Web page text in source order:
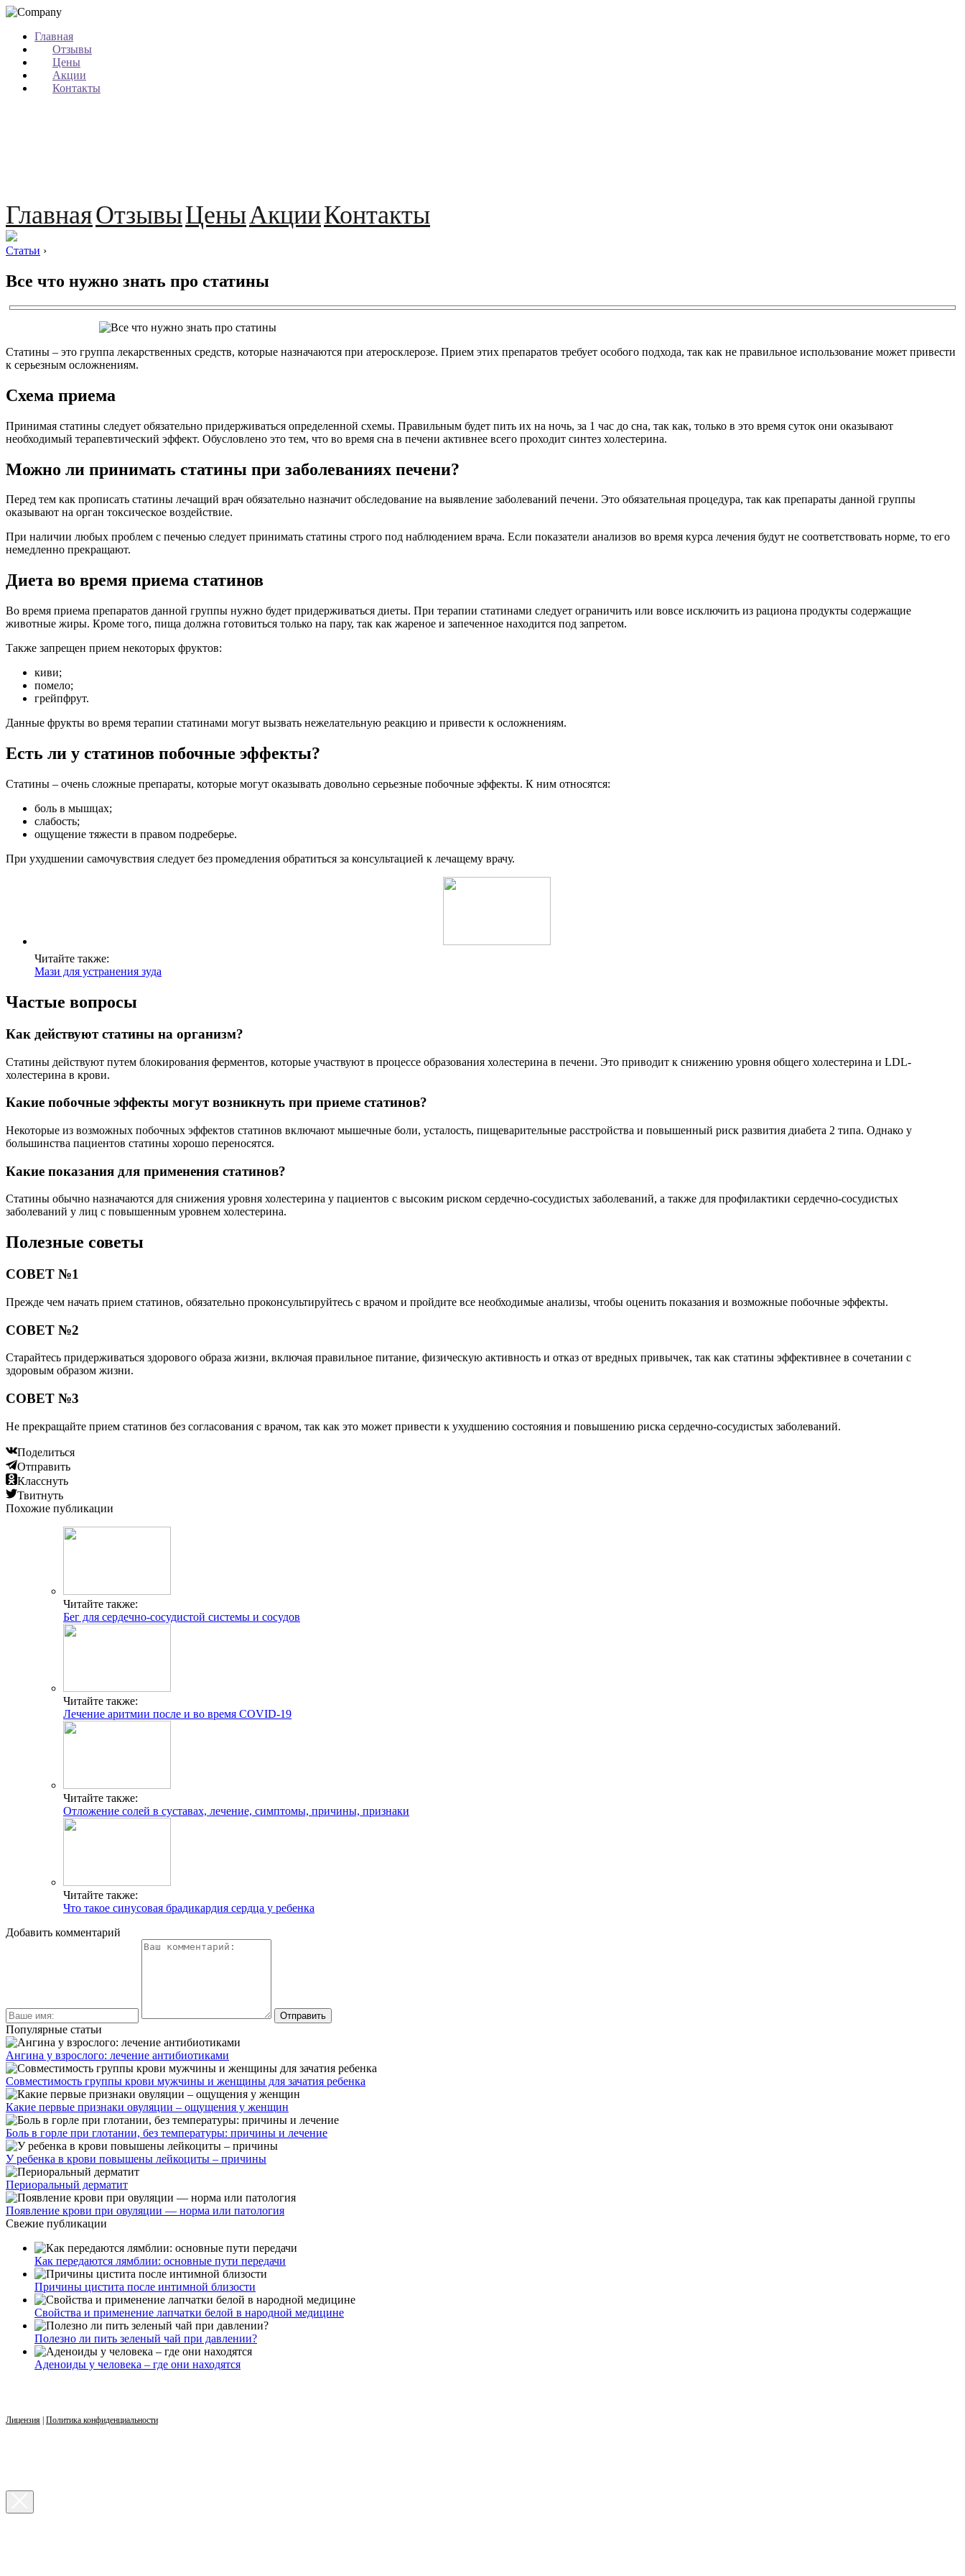
Главная
Отзывы
Цены
Акции
Контакты
ГлавнаяОтзывыЦеныАкцииКонтакты
Статьи ›
Все что нужно знать про статины
Статины – это группа лекарственных средств, которые назначаются при атеросклерозе. Прием этих препаратов требует особого подхода, так как не правильное использование может привести
к серьезным осложнениям.
Схема приема
Принимая статины следует обязательно придерживаться определенной схемы. Правильным будет пить их на ночь, за 1 час до сна, так как, только в это время суток они оказывают
необходимый терапевтический эффект. Обусловлено это тем, что во время сна в печени активнее всего проходит синтез холестерина.
Можно ли принимать статины при заболеваниях печени?
Перед тем как прописать статины лечащий врач обязательно назначит обследование на выявление заболеваний печени. Это обязательная процедура, так как препараты данной группы
оказывают на орган токсическое воздействие.
При наличии любых проблем с печенью следует принимать статины строго под наблюдением врача. Если показатели анализов во время курса лечения будут не соответствовать норме, то его
немедленно прекращают.
Диета во время приема статинов
Во время приема препаратов данной группы нужно будет придерживаться диеты. При терапии статинами следует ограничить или вовсе исключить из рациона продукты содержащие
животные жиры. Кроме того, пища должна готовиться только на пару, так как жареное и запеченное находится под запретом.
Также запрещен прием некоторых фруктов:
киви;
помело;
грейпфрут.
Данные фрукты во время терапии статинами могут вызвать нежелательную реакцию и привести к осложнениям.
Есть ли у статинов побочные эффекты?
Статины – очень сложные препараты, которые могут оказывать довольно серьезные побочные эффекты. К ним относятся:
боль в мышцах;
слабость;
ощущение тяжести в правом подреберье.
При ухудшении самочувствия следует без промедления обратиться за консультацией к лечащему врачу.
Читайте также:
Мази для устранения зуда
Частые вопросы
Как действуют статины на организм?
Статины действуют путем блокирования ферментов, которые участвуют в процессе образования холестерина в печени. Это приводит к снижению уровня общего холестерина и LDL-
холестерина в крови.
Какие побочные эффекты могут возникнуть при приеме статинов?
Некоторые из возможных побочных эффектов статинов включают мышечные боли, усталость, пищеварительные расстройства и повышенный риск развития диабета 2 типа. Однако у
большинства пациентов статины хорошо переносятся.
Какие показания для применения статинов?
Статины обычно назначаются для снижения уровня холестерина у пациентов с высоким риском сердечно-сосудистых заболеваний, а также для профилактики сердечно-сосудистых
заболеваний у лиц с повышенным уровнем холестерина.
Полезные советы
СОВЕТ №1
Прежде чем начать прием статинов, обязательно проконсультируйтесь с врачом и пройдите все необходимые анализы, чтобы оценить показания и возможные побочные эффекты.
СОВЕТ №2
Старайтесь придерживаться здорового образа жизни, включая правильное питание, физическую активность и отказ от вредных привычек, так как статины эффективнее в сочетании с
здоровым образом жизни.
СОВЕТ №3
Не прекращайте прием статинов без согласования с врачом, так как это может привести к ухудшению состояния и повышению риска сердечно-сосудистых заболеваний.
Поделиться
Отправить
Класснуть
Твитнуть
Похожие публикации
Читайте также:
Бег для сердечно-сосудистой системы и сосудов
Читайте также:
Лечение аритмии после и во время COVID-19
Читайте также:
Отложение солей в суставах, лечение, симптомы, причины, признаки
Читайте также:
Что такое синусовая брадикардия сердца у ребенка
Добавить комментарий
Популярные статьи
Ангина у взрослого: лечение антибиотиками
Совместимость группы крови мужчины и женщины для зачатия ребенка
Какие первые признаки овуляции – ощущения у женщин
Боль в горле при глотании, без температуры: причины и лечение
У ребенка в крови повышены лейкоциты – причины
Периоральный дерматит
Появление крови при овуляции — норма или патология
Свежие публикации
Как передаются лямблии: основные пути передачи
Причины цистита после интимной близости
Свойства и применение лапчатки белой в народной медицине
Полезно ли пить зеленый чай при давлении?
Аденоиды у человека – где они находятся
Лицензия | Политика конфиденциальности